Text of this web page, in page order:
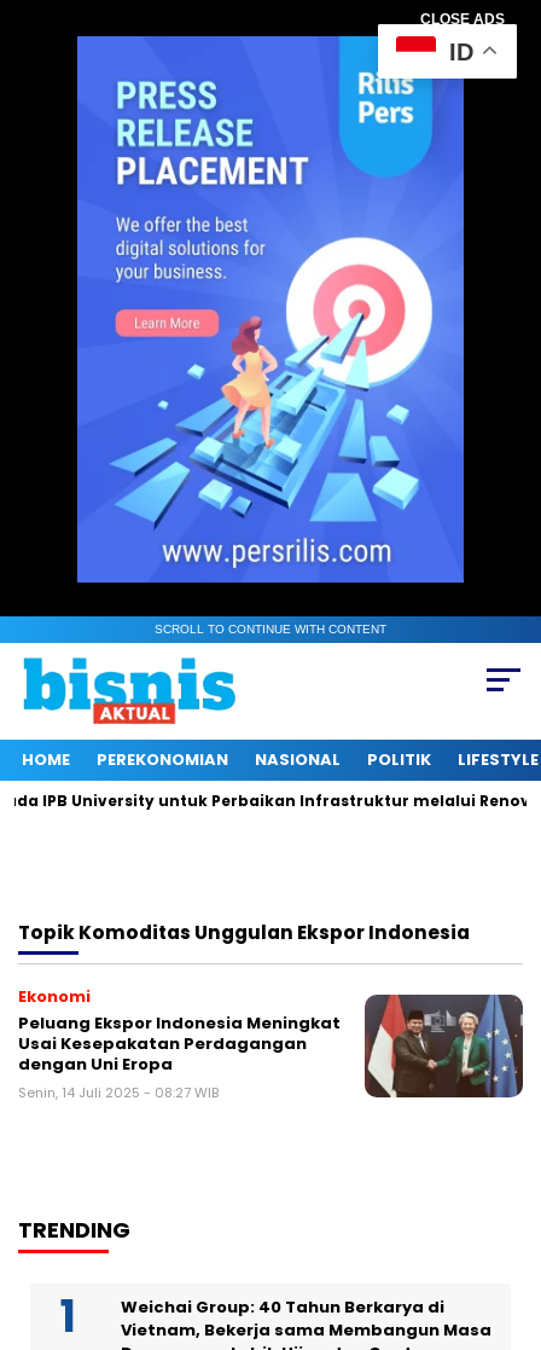
CLOSE ADS
SCROLL TO CONTINUE WITH CONTENT
HOME PEREKONOMIAN NASIONAL POLITIK LIFESTYLE
IPB University untuk Perbaikan Infrastruktur melalui
TopikKomoditas Unggulan Ekspor Indonesia
Ekonomi
Peluang Ekspor Indonesia Meningkat
Usai Kesepakatan Perdagangan
dengan Uni Eropa
Senin, 14 Juli 2025 - 08:27 WIB
TRENDING
Weichai Group: 40 Tahun Berkarya di
Vietnam, Bekerja sama Membangun Masa
ID